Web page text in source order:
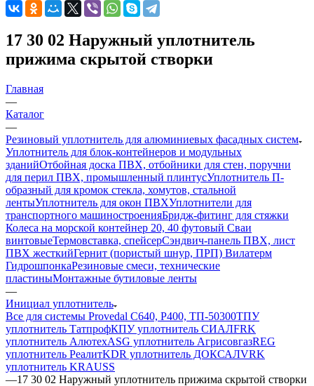
17 30 02 Наружный уплотнитель
прижима скрытой створки
Главная
—
Каталог
—
Резиновый уплотнитель для алюминиевых фасадных систем
Уплотнитель для блок-контейнеров и модульных
зданийОтбойная доска ПВХ, отбойники для стен, поручни
для перил ПВХ, промышленный плинтусУплотнитель П-
образный для кромок стекла, хомутов, стальной
лентыУплотнитель для окон ПВХУплотнители для
транспортного машиностроенияБридж-фитинг для стяжки
Колеса на морской контейнер 20, 40 футовый Сваи
винтовыеТермовставка, спейсерСэндвич-панель ПВХ, лист
ПВХ жесткийГернит (пористый шнур, ПРП) Вилатерм
ГидрошпонкаРезиновые смеси, технические
пластиныМонтажные бутиловые ленты
—
Инициал уплотнитель
Все для системы Provedal С640, Р400, ТП-50300ТПУ
уплотнитель ТатпрофКПУ уплотнитель СИАЛFRK
уплотнитель АлютехASG уплотнитель АгрисовгазREG
уплотнитель РеалитKDR уплотнитель ДОКСАЛVRK
уплотнитель KRAUSS
—17 30 02 Наружный уплотнитель прижима скрытой створки